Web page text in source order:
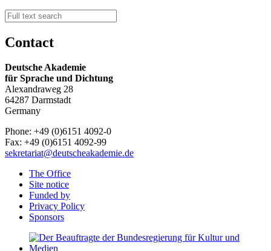
Contact
Deutsche Akademie
für Sprache und Dichtung
Alexandraweg 28
64287 Darmstadt
Germany
Phone: +49 (0)6151 4092-0
Fax: +49 (0)6151 4092-99
sekretariat@deutscheakademie.de
The Office
Site notice
Funded by
Privacy Policy
Sponsors